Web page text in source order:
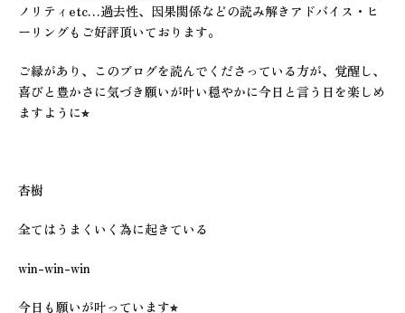
ノリティetc…過去性、因果関係などの読み解きアドバイス・ヒ
ーリングもご好評頂いております。
ご縁があり、このブログを読んでくださっている方が、覚醒し、
喜びと豊かさに気づき願いが叶い穏やかに今日と言う日を楽しめ
ますように⭐︎
杏樹
全てはうまくいく為に起きている
win-win-win
今日も願いが叶っています⭐︎